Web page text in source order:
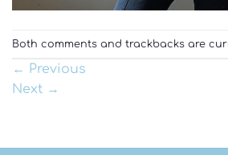
Both comments and trackbacks are
← Previous
Next →